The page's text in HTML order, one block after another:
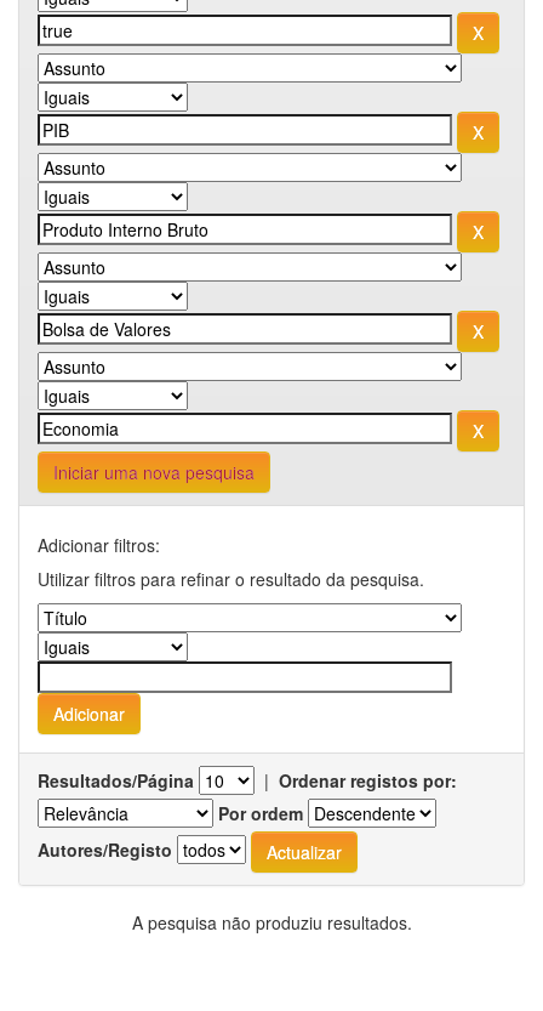
Iniciar uma nova pesquisa
Adicionar filtros:
Utilizar filtros para refinar o resultado da pesquisa.
Resultados/Página | Ordenar registos por:
Por ordem
Autores/Registo
A pesquisa não produziu resultados.